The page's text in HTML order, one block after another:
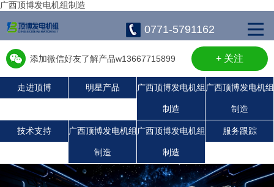
广西顶博发电机组制造
0771-5791162
添加微信好友了解产品w13667715899 + 关注
走进顶博 明星产品 广西顶博发电机组
制造
广西顶博发电机组
制造
技术支持 广西顶博发电机组
制造
广西顶博发电机组
制造
服务跟踪
静音发电机组
广西顶博发电机组制造:潍柴发电机组
广西顶博发电机组制造:珀金斯发电机组
沃尔沃发电机组
广西顶博发电机组制造:康明斯广西顶博发电机组制造
广西顶博发电机组制造:上柴发电机组
玉柴发电机组